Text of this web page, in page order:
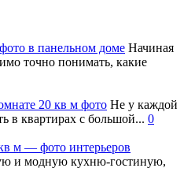
в панельном доме Начиная
точно понимать, какие
20 кв м фото Не у каждой
в квартирах с большой... 0
м — фото интерьеров
и модную кухню-гостиную,